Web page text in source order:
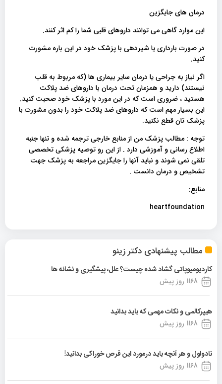
مطالب پیشنهادی دکتر زینو
کاردیومیوپاتی گشاد شده چیست؟ علل، پیشگیری و نشانه ها
1168 روز پیش
هیپرکالمی و نکات مهمی که باید بدانید
1168 روز پیش
نادولول و هر آنچه باید درمورد این قرص خوراکی بدانید!
1168 روز پیش
درمان های جایگزین
این موارد گاهی می توانند داروهای قلبی شما را کم اثر کنند.
در صورت بارداری یا شیردهی با پزشک خود در این باره مشورت
کنید.
اگر نیاز به جراحی یا درمان سایر بیماری ها (که مربوط به قلب
نیستند) دارید و همزمان تحت درمان با داروهای ضد پلاکت
هستید ، ضروری است که در این مورد با پزشک خود صحبت کنید.
این بسیار مهم است که داروهای ضد پلاکت خود را بدون مشورت با
پزشک تان قطع نکنید.
توجه : مطالب پزشک من از منابع خارجی ترجمه شده و تنها جنبه
اطلاع رسانی و آموزشی دارد . از این رو توصیه پزشکی تخصصی
تلقی نمی شوند و نباید آنها را جایگزین مراجعه به پزشک جهت
تشخیص و درمان دانست .
منابع:
heartfoundation